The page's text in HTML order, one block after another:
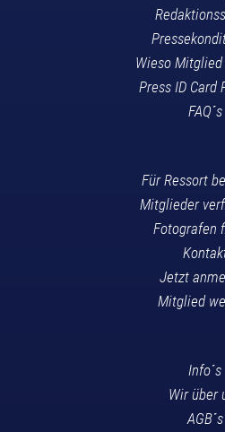
Wieso
Press ID Card
FAQ´s
Für Ressort
Mitglieder
Fotografen
Jetzt
Mitglied
Info´s
Wir über
AGB´s